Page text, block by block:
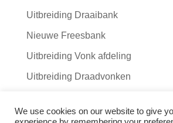
Uitbreiding Draaibank
Nieuwe Freesbank
Uitbreiding Vonk afdeling
Uitbreiding Draadvonken
Recent Comments
We use cookies on our website to give